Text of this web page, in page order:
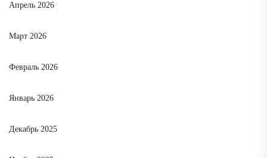
Апрель 2026
Март 2026
Февраль 2026
Январь 2026
Декабрь 2025